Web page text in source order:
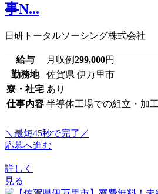
事N...
日研トータルソーシング株式会社
給与 月収例299,000円
勤務地
佐賀県 伊万里市
寮・社宅 あり
仕事内容 半導体工場での組立・加
＼最短45秒で完了／
応募へ進む
詳しく
見る